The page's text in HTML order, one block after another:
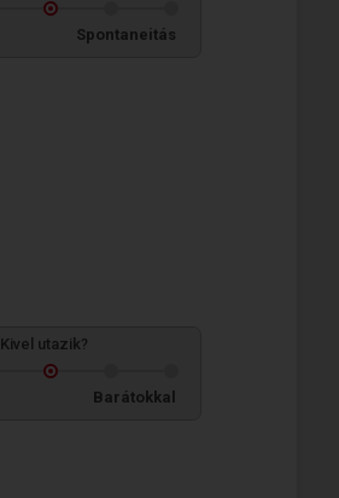
Spontaneitás
Kivel utazik?
Barátokkal